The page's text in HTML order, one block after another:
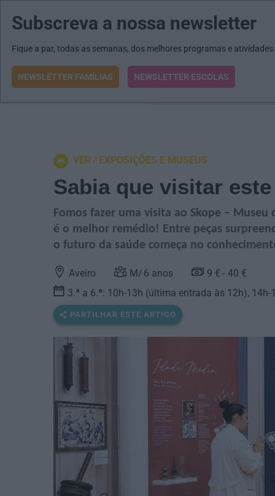
MENU MAIL JORNAIS
O que procura?
VER EXPOSIÇÕES E MUSEUS
Sabia que visitar
Fomos fazer uma visita ao Skope –
é o melhor remédio! Entre peças
o futuro da saúde começa no
Aveiro 6 anos 9 €
40 €
3.ª a 6.ª: 10h-13h (última entrada às 12h),
PARTILHAR ESTE ARTIGO
Subscreva a nossa newsletter
Fique a par, todas as semanas, dos melhores programas e
NEWSLETTER FAMÍLIAS NEWSLETTER ESCOLAS